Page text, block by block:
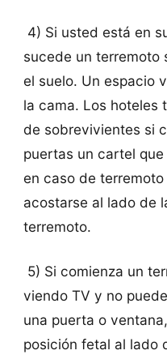
4) Si usted está en
sucede un terremoto
el suelo. Un espacio
la cama. Los hoteles
de sobrevivientes si
puertas un cartel
en caso de
acostarse al lado de
terremoto.
5) Si comienza un
viendo TV y no
una puerta o
posición fetal al lado